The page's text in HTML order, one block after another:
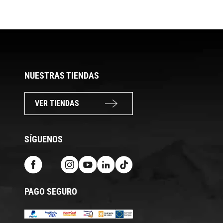
NUESTRAS TIENDAS
VER TIENDAS
SÍGUENOS
PAGO SEGURO